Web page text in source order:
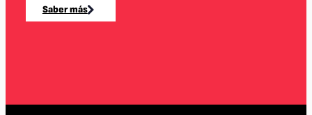
Saber más